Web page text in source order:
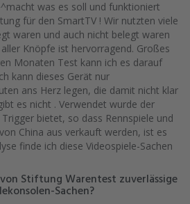
was es soll und funktioniert
für den SmartTV ! Wir nutzten viele
waren und auch nicht belegt waren
Knöpfe ist hervorragend. Großes
Monaten Test kann ich es darauf
kann dieses Gerät nur
ans Herz legen, die damit nicht klar
es nicht . Verwendet wurde der
bietet, so dass Rennspiele und
China aus verkauft werden, ist es
finde ich diese Videospiele-Sachen
Stiftung Warentest zuverlässige
Sachen?